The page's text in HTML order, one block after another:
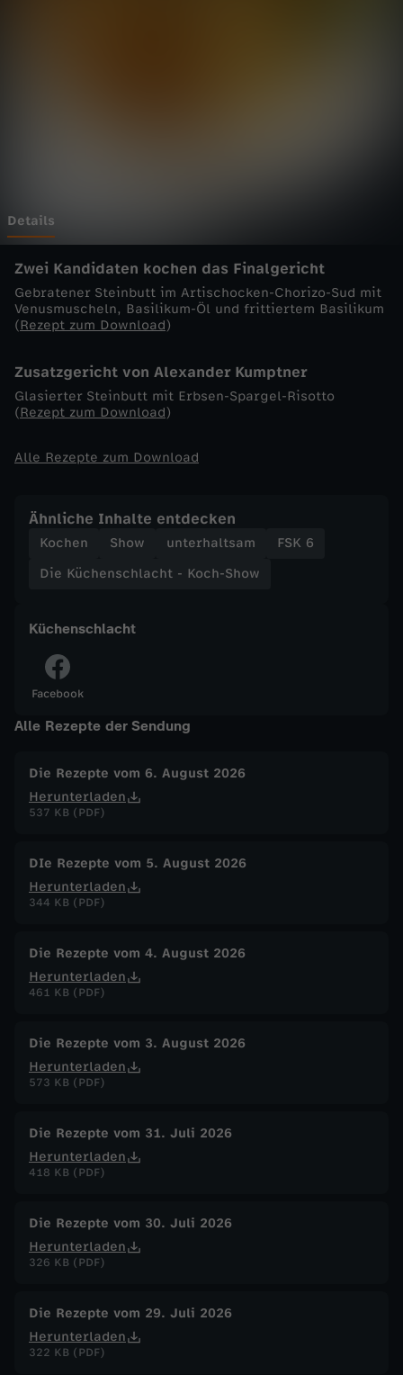
l
a
c
t
o
c
h
-
S
o
-
G
e
b
r
a
t
e
n
e
r
S
Details
Zwei Kandidaten kochen das Finalgericht
Gebratener Steinbutt im Artischocken-Chorizo-Sud mit
Venusmuscheln, Basilikum-Öl und frittiertem Basilikum
(Rezept zum Download)
Zusatzgericht von Alexander Kumptner
Glasierter Steinbutt mit Erbsen-Spargel-Risotto
(Rezept zum Download)
Alle Rezepte zum Download
Ähnliche Inhalte entdecken
Kochen Show unterhaltsam
FSK 6
Die Küchenschlacht - Koch-Show
Küchenschlacht
Facebook
Alle Rezepte der Sendung
Die Rezepte vom 6. August 2026
Herunterladen
537 KB (PDF)
DIe Rezepte vom 5. August 2026
Herunterladen
344 KB (PDF)
Die Rezepte vom 4. August 2026
Herunterladen
461 KB (PDF)
Die Rezepte vom 3. August 2026
Herunterladen
573 KB (PDF)
Die Rezepte vom 31. Juli 2026
Herunterladen
418 KB (PDF)
Die Rezepte vom 30. Juli 2026
Herunterladen
326 KB (PDF)
Die Rezepte vom 29. Juli 2026
Herunterladen
322 KB (PDF)